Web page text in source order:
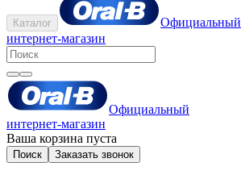
Каталог
Официальный
интернет-магазин
Официальный
интернет-магазин
Ваша корзина пуста
Поиск Заказать звонок